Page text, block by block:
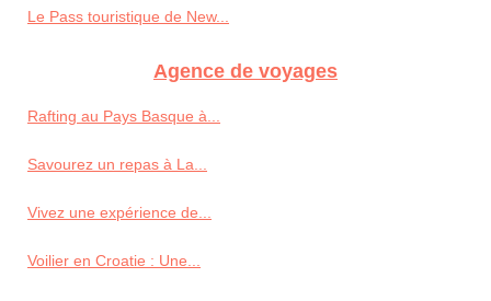
Le Pass touristique de New...
Agence de voyages
Rafting au Pays Basque à...
Savourez un repas à La...
Vivez une expérience de...
Voilier en Croatie : Une...